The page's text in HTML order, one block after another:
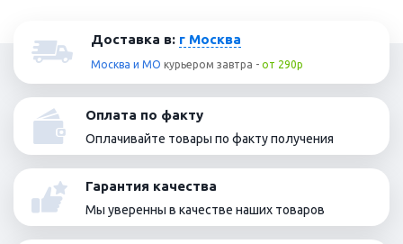
Доставка в: г Москва
Москва и МО курьером завтра - от 290р
Оплата по факту
Оплачивайте товары по факту получения
Гарантия качества
Мы уверенны в качестве наших товаров